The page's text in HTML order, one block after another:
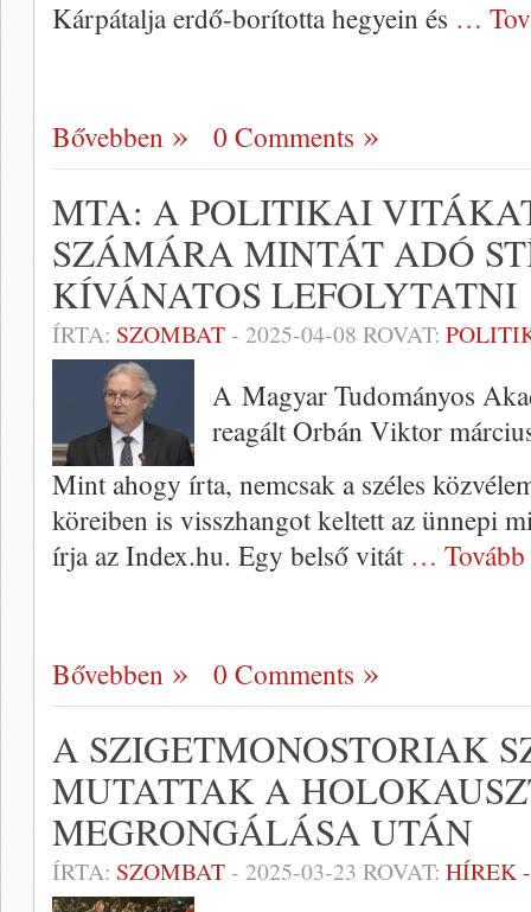
Kárpátalja erdő-borította hegyein és …
Bővebben 0 Comments
MTA: A POLITIKAI
SZÁMÁRA MINTÁT ADÓ
KÍVÁNATOS LEFOLYTATNI
ÍRTA: SZOMBAT- 2025-04-08 ROVAT:
A Magyar Tudományos
reagált Orbán Viktor
Mint ahogy írta, nemcsak a széles
köreiben is visszhangot keltett az ünnepi
írja az Index.hu. Egy belső vitát …
Bővebben 0 Comments
A SZIGETMONOSTORIAK
MUTATTAK A
MEGRONGÁLÁSA UTÁN
ÍRTA: SZOMBAT- 2025-03-23 ROVAT: HÍREK